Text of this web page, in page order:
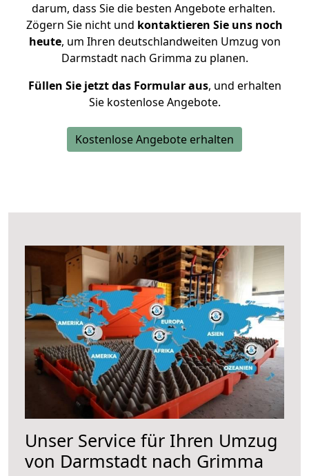
darum, dass Sie die besten Angebote erhalten.
Zögern Sie nicht und kontaktieren Sie uns noch
heute, um Ihren deutschlandweiten Umzug von
Darmstadt nach Grimma zu planen.
Füllen Sie jetzt das Formular aus, und erhalten
Sie kostenlose Angebote.
Kostenlose Angebote erhalten
Unser Service für Ihren Umzug
von Darmstadt nach Grimma